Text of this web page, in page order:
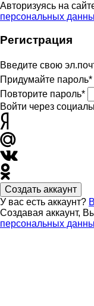
Авторизуясь на
персональных
Регистрация
Введите свою
Придумайте пароль*
Повторите пароль*
Войти через
Создать аккаунт
У вас есть аккаунт?
Создавая аккаунт,
персональных